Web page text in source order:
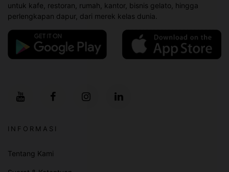
untuk kafe, restoran, rumah, kantor, bisnis gelato, hingga
perlengkapan dapur, dari merek kelas dunia.
INFORMASI
Tentang Kami